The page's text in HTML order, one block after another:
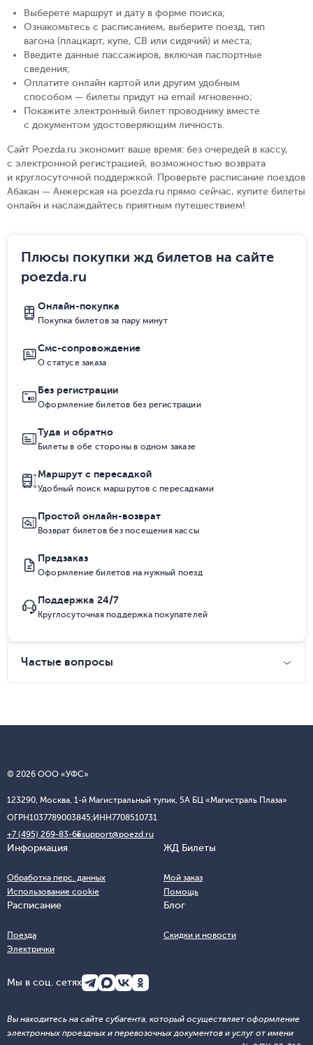
Выберете маршрут и дату в форме поиска;
Ознакомьтесь с расписанием, выберите поезд, тип
вагона (плацкарт, купе, СВ или сидячий) и места;
Введите данные пассажиров, включая паспортные
сведения;
Оплатите онлайн картой или другим удобным
способом — билеты придут на email мгновенно;
Покажите электронный билет проводнику вместе
с документом удостоверяющим личность.
Сайт Poezda.ru экономит ваше время: без очередей в кассу,
с электронной регистрацией, возможностью возврата
и круглосуточной поддержкой. Проверьте расписание поездов
Абакан — Анжерская на poezda.ru прямо сейчас, купите билеты
онлайн и наслаждайтесь приятным путешествием!
Плюсы покупки жд билетов на сайте
poezda.ru
Онлайн-покупка
Покупка билетов за пару минут
Смс-сопровождение
О статусе заказа
Без регистрации
Оформление билетов без регистрации
Туда и обратно
Билеты в обе стороны в одном заказе
Маршрут с пересадкой
Удобный поиск маршрутов с пересадками
Простой онлайн-возврат
Возврат билетов без посещения кассы
Предзаказ
Оформление билетов на нужный поезд
Поддержка 24/7
Круглосуточная поддержка покупателей
Частые вопросы
© 2026 ООО «УФС»
123290, Москва, 1-й Магистральный тупик, 5А БЦ «Магистраль Плаза»
ОГРН1037789003845;ИНН7708510731
+7 (495) 269-83-65support@poezd.ru
Информация
Обработка перс. данных
Использование cookie
ЖД Билеты
Мой заказ
Помощь
Расписание
Поезда
Электрички
Блог
Скидки и новости
Мы в соц. сетях
Вы находитесь на сайте субагента, который осуществляет оформление
электронных проездных и перевозочных документов и услуг от имени